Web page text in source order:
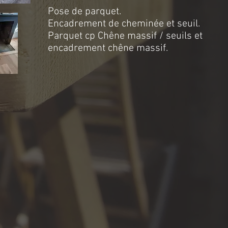
Pose de parquet.
Encadrement de cheminée et seuil.
Parquet cp Chêne massif / seuils et
encadrement chêne massif.